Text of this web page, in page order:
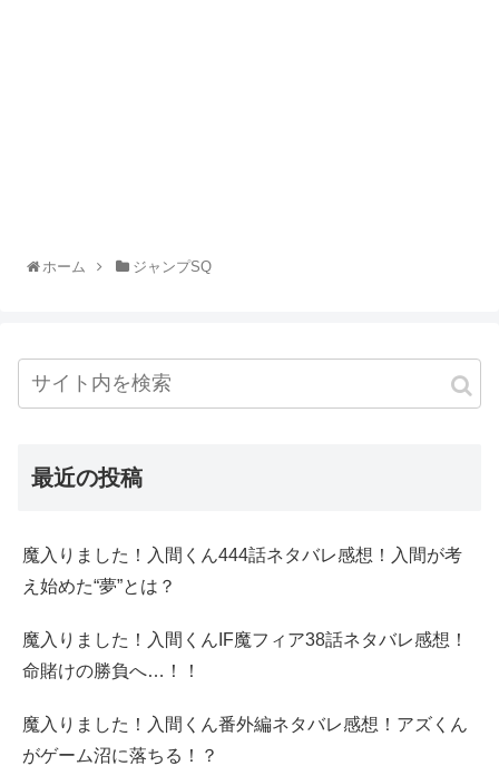
ホーム ジャンプSQ
最近の投稿
魔入りました！入間くん444話ネタバレ感想！入間が考
え始めた“夢”とは？
魔入りました！入間くんIF魔フィア38話ネタバレ感想！
命賭けの勝負へ…！！
魔入りました！入間くん番外編ネタバレ感想！アズくん
がゲーム沼に落ちる！？